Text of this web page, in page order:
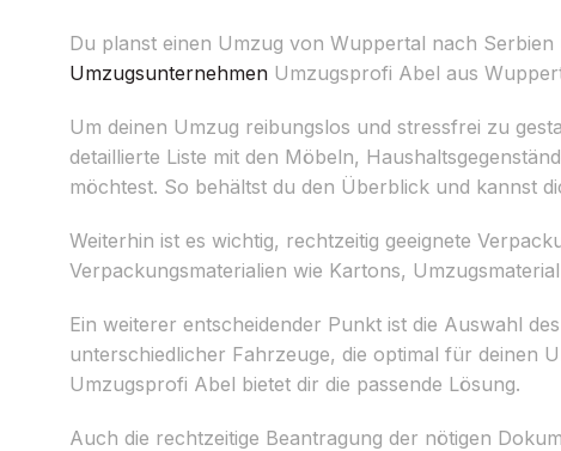
Du planst einen Umzug von Wuppertal nach
Umzugsunternehmen Umzugsprofi Abel aus
Um deinen Umzug reibungslos und stressfrei zu
detaillierte Liste mit den Möbeln,
möchtest. So behältst du den Überblick und kannst
Weiterhin ist es wichtig, rechtzeitig geeignete
Verpackungsmaterialien wie Kartons,
Ein weiterer entscheidender Punkt ist die Auswahl
unterschiedlicher Fahrzeuge, die optimal für deinen
Umzugsprofi Abel bietet dir die passende Lösung.
Auch die rechtzeitige Beantragung der nötigen